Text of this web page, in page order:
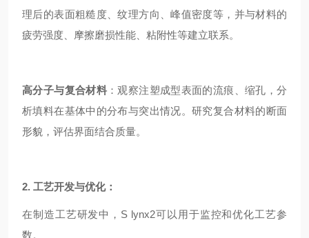
理后的表面粗糙度、纹理方向、峰值密度等，并与材料的
疲劳强度、摩擦磨损性能、粘附性等建立联系。
高分子与复合材料 ：观察注塑成型表面的流痕、缩孔，分
析填料在基体中的分布与突出情况。研究复合材料的断面
形貌，评估界面结合质量。
2. 工艺开发与优化：
在制造工艺研发中，S lynx2可以用于监控和优化工艺参
数。